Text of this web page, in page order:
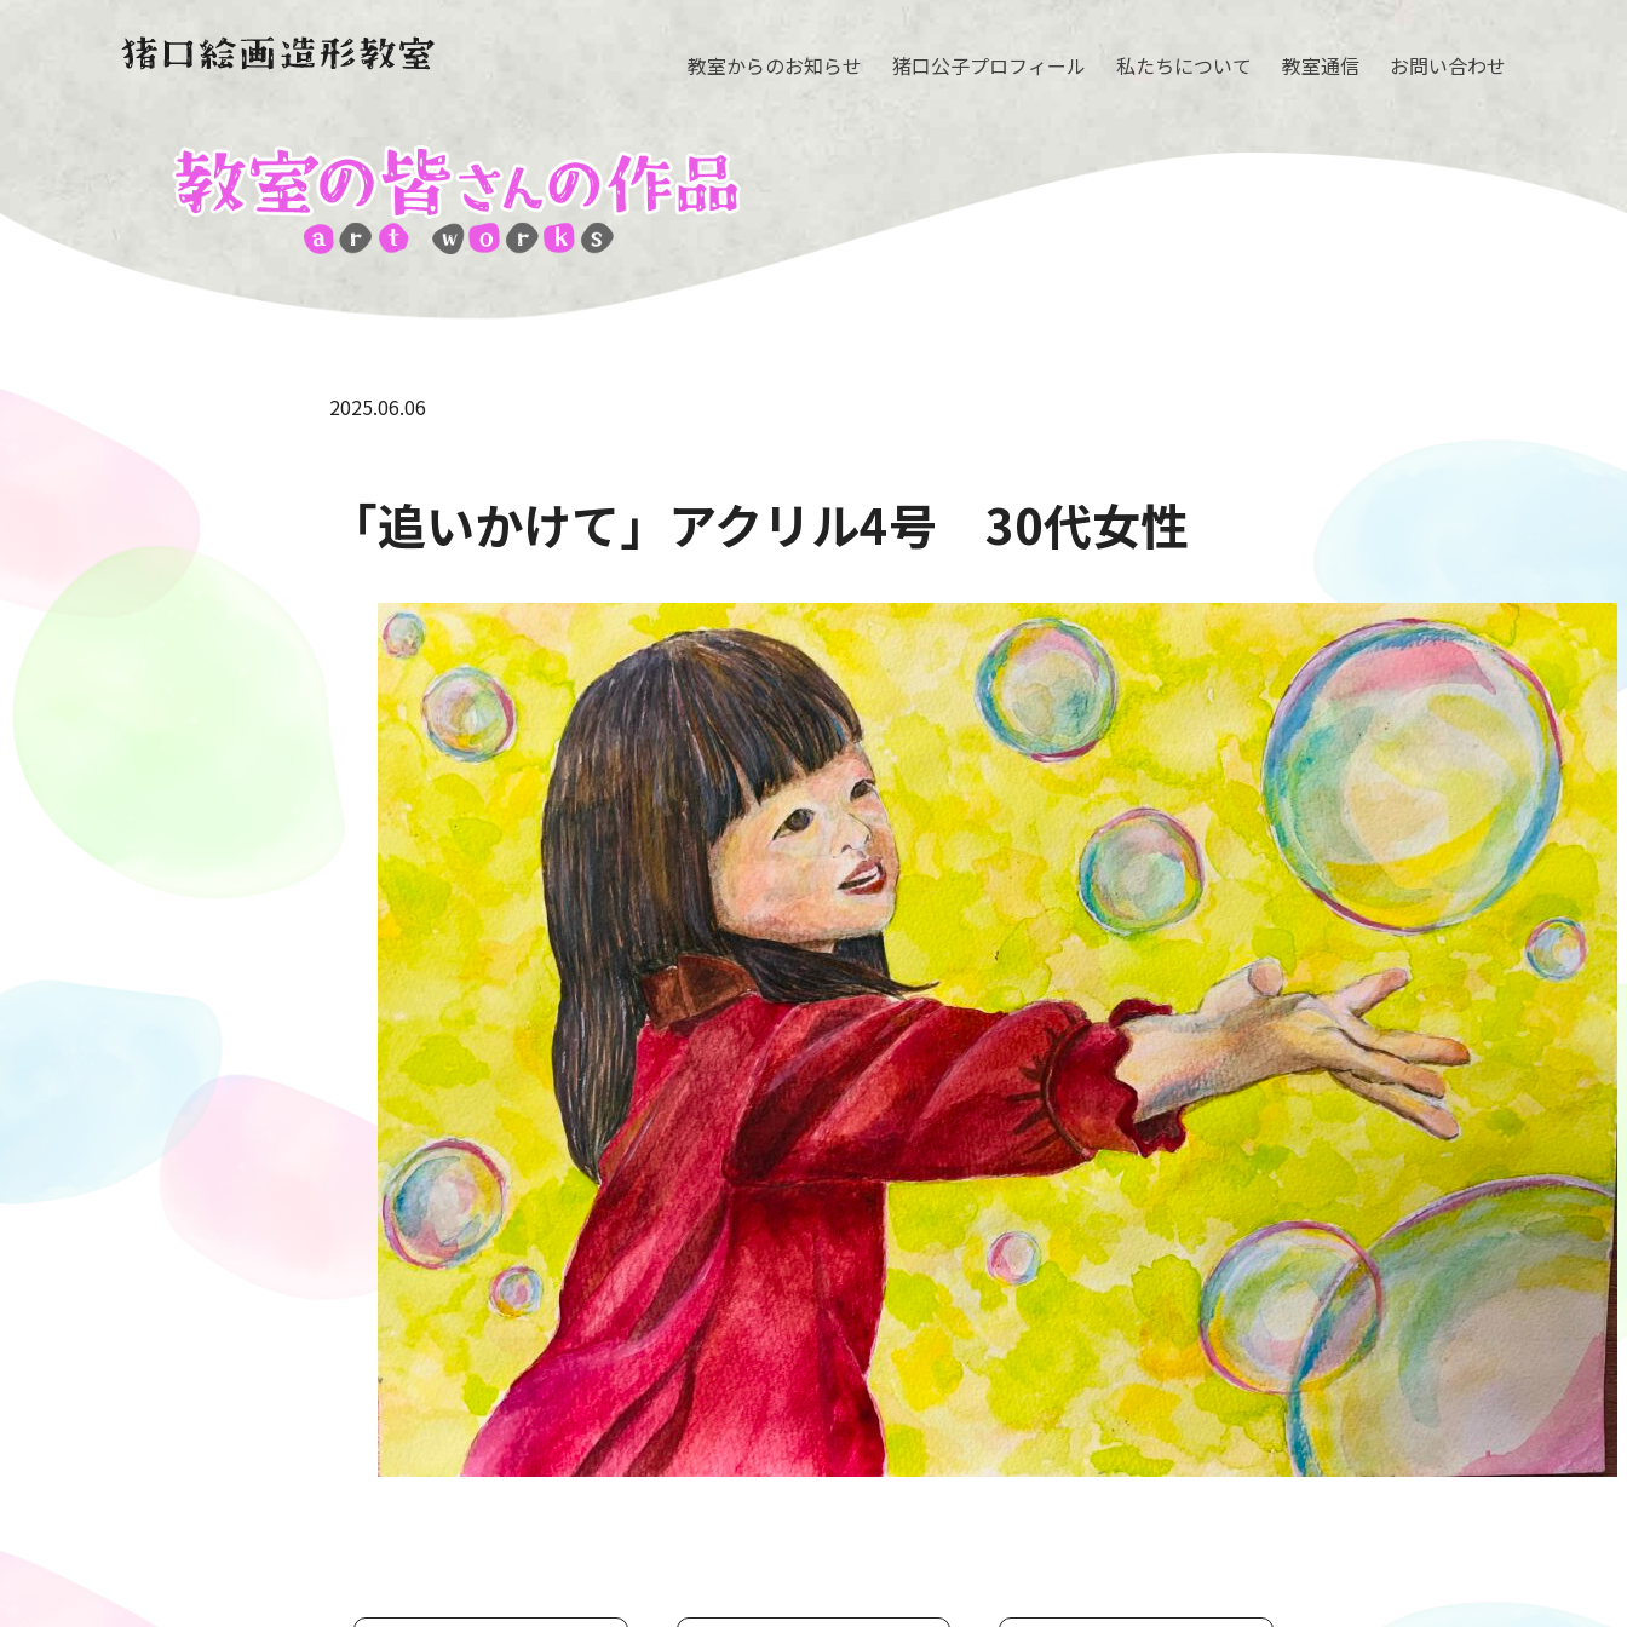
教室からのお知らせ 猪口公子プロフィール 私たちについて 教室通信 お問い合わせ
2025.06.06
「追いかけて」アクリル4号 30代女性